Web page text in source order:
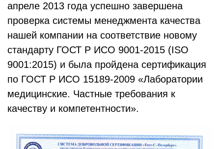
апреле 2013 года успешно завершена
проверка системы менеджмента качества
нашей компании на соответствие новому
стандарту ГОСТ Р ИСО 9001-2015 (ISO
9001:2015) и была пройдена сертификация
по ГОСТ Р ИСО 15189-2009 «Лаборатории
медицинские. Частные требования к
качеству и компетентности».